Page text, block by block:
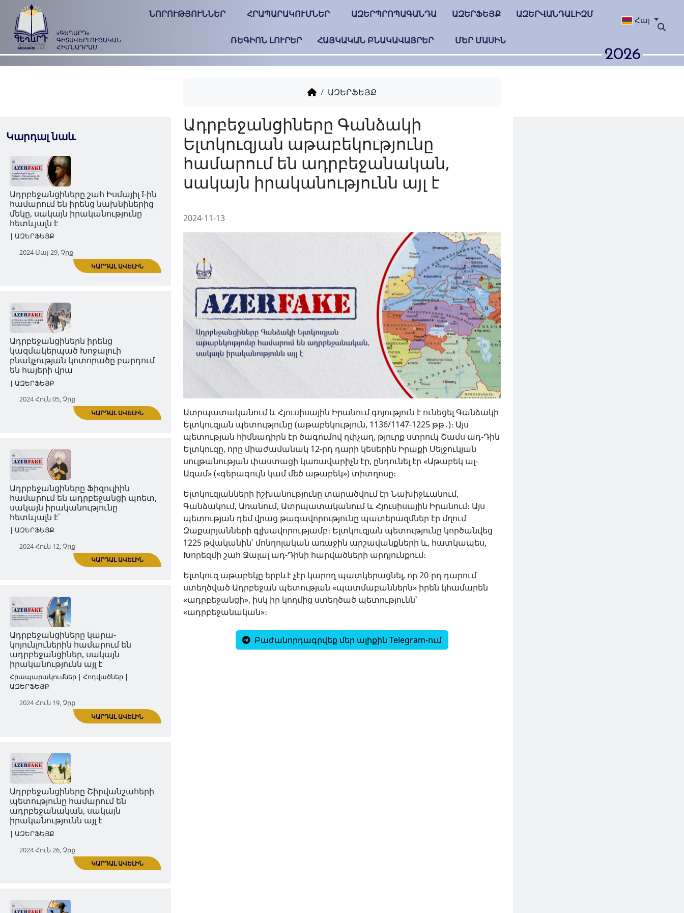
«ԳԵՂԱՐԴ»
ԳԻՏԱՎԵՐԼՈՒԾԱԿԱՆ
ՀԻՄՆԱԴՐԱՄ
ՆՈՐՈՒԹՅՈՒՆՆԵՐ ՀՐԱՊԱՐԱԿՈՒՄՆԵՐ ԱԶԵՐՊՐՈՊԱԳԱՆԴԱ ԱԶԵՐՖԵՅՔ ԱԶԵՐՎԱՆԴԱԼԻԶՄ
ՌԵԳԻՈՆ ԼՈՒՐԵՐ ՀԱՅԿԱԿԱՆ ԲՆԱԿԱՎԱՅՐԵՐ ՄԵՐ ՄԱՍԻՆ
Հայ
2026
Կարդալ նաև
Ադրբեջանցիները շահ Իսմայիլ I-ին
համարում են իրենց նախնիներից
մեկը, սակայն իրականությունը
2024 Մայ 29, Չրք
բնակչության կոտորածը բարդում
են հայերի վրա
| ԱԶԵՐՖԵՅՔ
2024 Հուն 05, Չրք
ԿԱՐԴԱԼ ԱՎԵԼԻՆ
Ադրբեջանցիները Ֆիզուլիին
համարում են ադրբեջանցի պոետ,
սակայն իրականությունը
հետևյալն է՝
| ԱԶԵՐՖԵՅՔ
2024 Հուն 12, Չրք
Ադրբեջանցիները կարա-
կոյունլուներին համարում են
ադրբեջանցիներ, սակայն
իրականությունն այլ է
Հրապարակումներ | Հոդվածներ |
ԱԶԵՐՖԵՅՔ
Ադրբեջանցիները Գանձակի
Ելտկուզյան աթաբեկությունը
սակայն իրականությունն այլ է
2024-11-13
Ատրպատականում և Հյուսիսային Իրանում գոյություն է ունեցել Գանձակի
Ելտկուզյան պետությունը (աթաբեկություն, 1136/1147-1225 թթ․)։ Այս
պետության հիմնադիրն էր ծագումով ղփչաղ, թյուրք ստրուկ Շամս ադ-Դին
Ելտկուզը, որը միաժամանակ 12-րդ դարի կեսերին Իրաքի Սելջուկյան
սուլթանության փաստացի կառավարիչն էր, ընդունել էր «Աթաբեկ ալ-
Ազամ» («գերագույն կամ մեծ աթաբեկ») տիտղոսը։
Ելտկուզյանների իշխանությունը տարածվում էր Նախիջևանում,
Գանձակում, Առանում, Ատրպատականում և Հյուսիսային Իրանում։ Այս
պետության դեմ վրաց թագավորությունը պատերազմներ էր մղում
Զաքարյանների գլխավորությամբ։ Ելտկուզյան պետությունը կործանվեց
1225 թվականին՝ մոնղոլական առաջին արշավանքների և, հատկապես,
Խորեզմի շահ Ջալալ ադ-Դինի հարվածների արդյունքում։
Ելտկուզ աթաբեկը երբևէ չէր կարող պատկերացնել, որ 20-րդ դարում
ստեղծված Ադրբեջան պետության «պատմաբաններն» իրեն կհամարեն
«ադրբեջանցի», իսկ իր կողմից ստեղծած պետությունն՝
«ադրբեջանական»։
Բաժանորդագրվեք մեր ալիքին Telegram-ում